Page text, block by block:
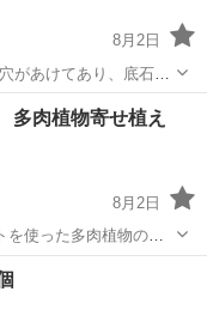
8月2日
があけてあり、底石も
ルサキュレントの苗で
ましたよ！ その時、購
ちい
肉植物寄せ植え
8月2日
を使った多肉植物の寄
になります。 ちい
るとリーズナブルでお
ハチワレ